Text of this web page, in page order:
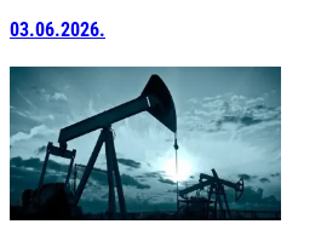
03.06.2026.